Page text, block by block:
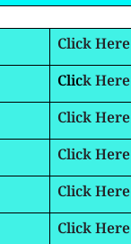
Click Here
Click Here
Click Here
Click Here
Click Here
Click Here